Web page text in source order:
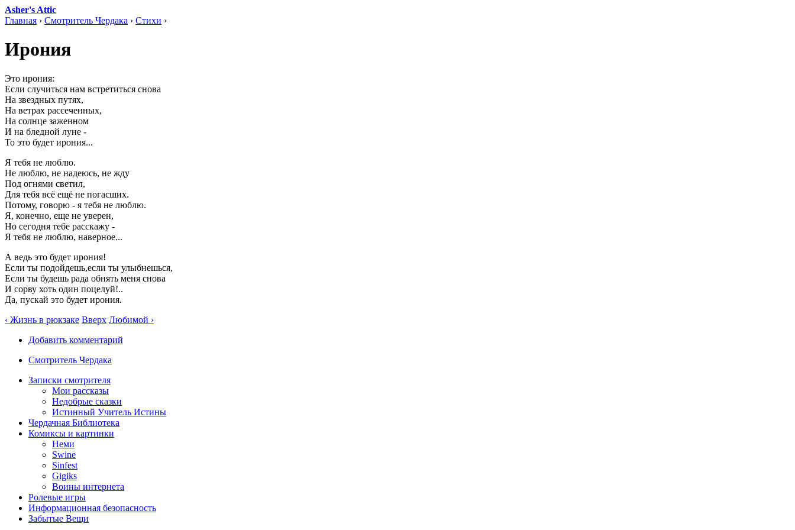
Asher's Attic
Главная › Смотритель Чердака › Стихи ›
Ирония
Это ирония:
Если случиться нам встретиться снова
На звездных путях,
На ветрах рассеченных,
На солнце заженном
И на бледной луне -
То это будет ирония...
Я тебя не люблю.
Не люблю, не надеюсь, не жду
Под огнями светил,
Для тебя всё ещё не погасших.
Потому, говорю - я тебя не люблю.
Я, конечно, еще не уверен,
Но сегодня тебе расскажу -
Я тебя не люблю, наверное...
А ведь это будет ирония!
Если ты подойдешь,если ты улыбнешься,
Если ты будешь рада обнять меня снова
И сорву хоть один поцелуй!..
Да, пускай это будет ирония.
‹ Жизнь в рюкзаке Вверх Любимой ›
Добавить комментарий
Смотритель Чердака
Записки смотрителя
Мои рассказы
Недобрые сказки
Истинный Учитель Истины
Чердачная Библиотека
Комиксы и картинки
Неми
Swine
Sinfest
Gigiks
Воины интернета
Ролевые игры
Информационная безопасность
Забытые Вещи